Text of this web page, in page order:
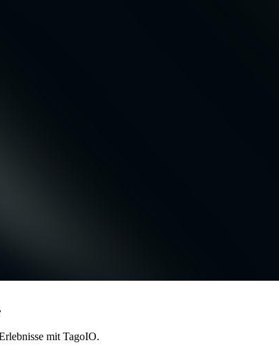
mit TagoIO.